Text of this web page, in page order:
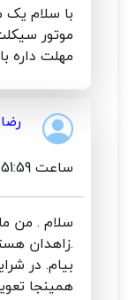
با سلام
مهلت داره
رضا
ساعت 05:51:59
سلام . من
.زاهدان
بیام. در
همینجا